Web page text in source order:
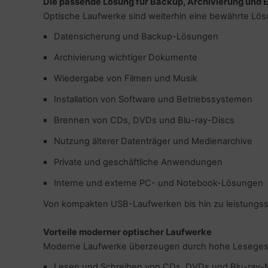
Optische Laufwerke sind weiterhin eine bewährte
Datensicherung und Backup-Lösungen
Archivierung wichtiger Dokumente
Wiedergabe von Filmen und Musik
Installation von Software und Betriebssystemen
Brennen von CDs, DVDs und Blu-ray-Discs
Nutzung älterer Datenträger und Medienarchive
Private und geschäftliche Anwendungen
Interne und externe PC- und Notebook-Lösungen
Von kompakten USB-Laufwerken bis hin zu
Vorteile moderner optischer Laufwerke
Moderne Laufwerke überzeugen durch hohe
& Video
Zubehör
Mobiltelefone
Netzwerkgeräte
& Tragebehältnisse
CD-/DVD-Rohlinge
Tinten Minen